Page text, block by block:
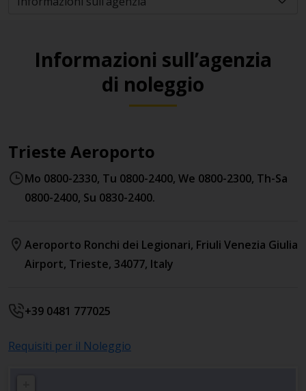
Informazioni sull’agenzia
di noleggio
Trieste Aeroporto
Mo 0800-2330, Tu 0800-2400, We 0800-2300, Th-Sa
0800-2400, Su 0830-2400.
Aeroporto Ronchi dei Legionari, Friuli Venezia Giulia
Airport, Trieste, 34077, Italy
+39 0481 777025
Requisiti per il Noleggio